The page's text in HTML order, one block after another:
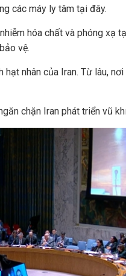
các máy ly tâm tại đây.
hóa chất và phóng xạ
vệ.
nhân của Iran. Từ lâu,
chặn Iran phát triển vũ